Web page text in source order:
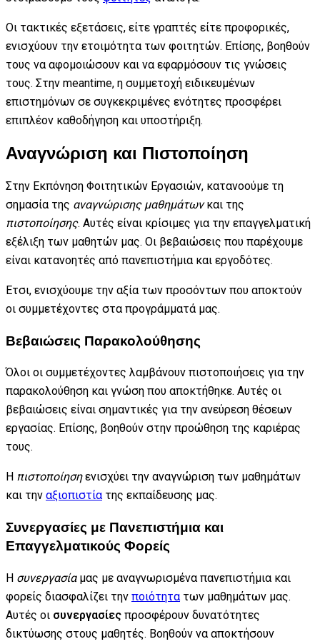
Οι τακτικές εξετάσεις, είτε γραπτές είτε προφορικές,
ενισχύουν την ετοιμότητα των φοιτητών. Επίσης, βοηθούν
τους να αφομοιώσουν και να εφαρμόσουν τις γνώσεις
τους. Στην meantime, η συμμετοχή ειδικευμένων
επιστημόνων σε συγκεκριμένες ενότητες προσφέρει
επιπλέον καθοδήγηση και υποστήριξη.
Αναγνώριση και Πιστοποίηση
Στην Εκπόνηση Φοιτητικών Εργασιών, κατανοούμε τη
σημασία της αναγνώρισης μαθημάτωνκαι της
πιστοποίησης. Αυτές είναι κρίσιμες για την επαγγελματική
εξέλιξη των μαθητών μας. Οι βεβαιώσεις που παρέχουμε
είναι κατανοητές από πανεπιστήμια και εργοδότες.
Ετσι, ενισχύουμε την αξία των προσόντων που αποκτούν
οι συμμετέχοντες στα προγράμματά μας.
Βεβαιώσεις Παρακολούθησης
Όλοι οι συμμετέχοντες λαμβάνουν πιστοποιήσεις για την
παρακολούθηση και γνώση που αποκτήθηκε. Αυτές οι
βεβαιώσεις είναι σημαντικές για την ανεύρεση θέσεων
εργασίας. Επίσης, βοηθούν στην προώθηση της καριέρας
τους.
Η πιστοποίησηενισχύει την αναγνώριση των μαθημάτων
και την αξιοπιστίατης εκπαίδευσης μας.
Συνεργασίες με Πανεπιστήμια και
Επαγγελματικούς Φορείς
Η συνεργασίαμας με αναγνωρισμένα πανεπιστήμια και
φορείς διασφαλίζει την ποιότητα των μαθημάτων μας.
Αυτές οι συνεργασίες προσφέρουν δυνατότητες
δικτύωσης στους μαθητές. Βοηθούν να αποκτήσουν